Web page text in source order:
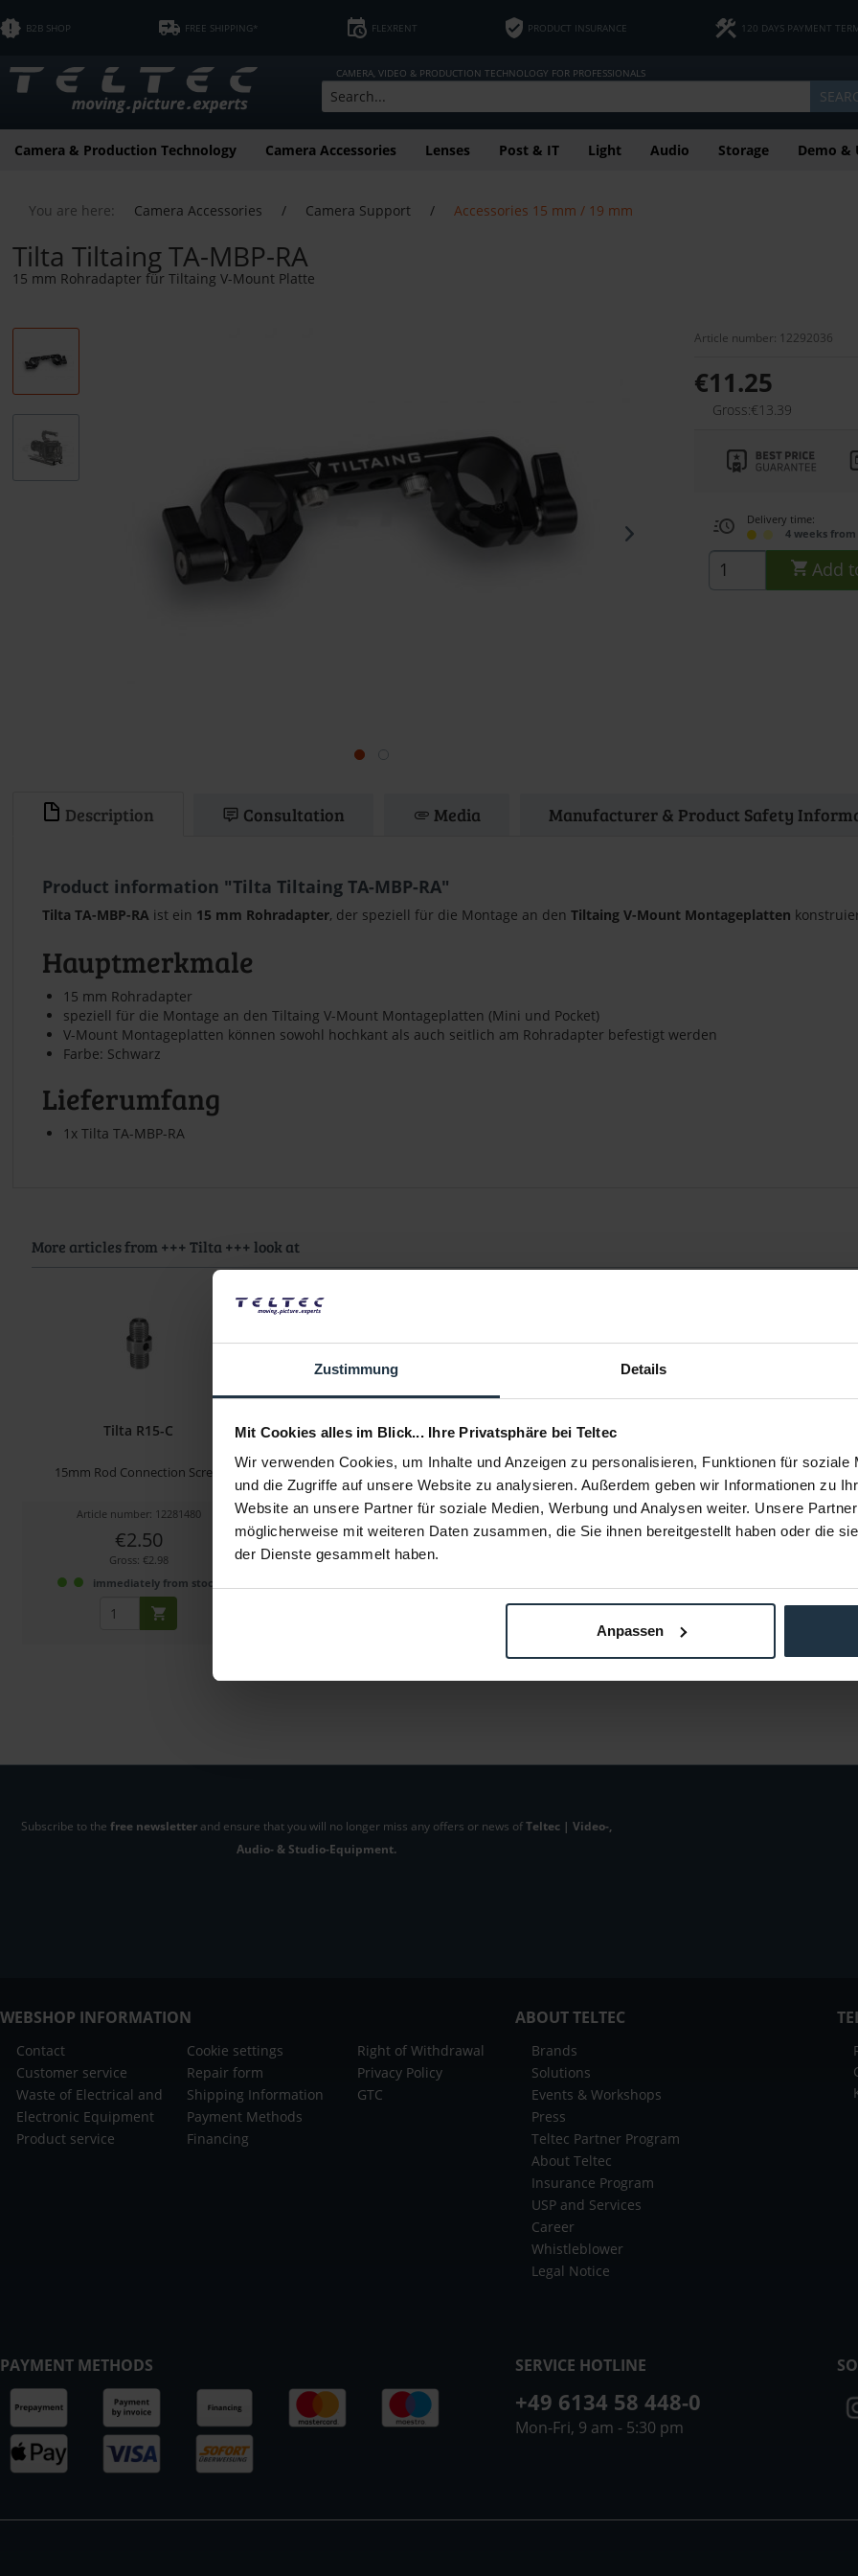
Zustimmung Details
Mit Cookies alles im Blick... Ihre Privatsphäre bei Teltec
Wir verwenden Cookies, um Inhalte und Anzeigen zu personalisieren, Funktionen für soziale
und die Zugriffe auf unsere Website zu analysieren. Außerdem geben wir Informationen zu
Website an unsere Partner für soziale Medien, Werbung und Analysen weiter. Unsere
möglicherweise mit weiteren Daten zusammen, die Sie ihnen bereitgestellt haben oder die
der Dienste gesammelt haben.
Anpassen
B2B SHOP FREE SHIPPING* FLEXRENT PRODUCT INSURANCE 120 DAYS PAYMENT
CAMERA, VIDEO & PRODUCTION TECHNOLOGY FOR PROFESSIONALS
Camera & Production Technology Camera Accessories Lenses Post & IT Light Audio Storage Demo &
You are here: Camera Accessories / Camera Support / Accessories 15 mm / 19 mm
Tilta Tiltaing TA-MBP-RA
15 mm Rohradapter für Tiltaing V-Mount Platte
Article number: 12292036
€11.25
Gross:€13.39
Delivery time:
4 weeks
Add
Description Consultation Media Manufacturer & Product Safety
Product information "Tilta Tiltaing TA-MBP-RA"
Tilta TA-MBP-RA ist ein 15 mm Rohradapter, der speziell für die Montage an den Tiltaing V-Mount Montageplatten
Hauptmerkmale
15 mm Rohradapter
speziell für die Montage an den Tiltaing V-Mount Montageplatten (Mini und Pocket)
V-Mount Montageplatten können sowohl hochkant als auch seitlich am Rohradapter befestigt werden
Farbe: Schwarz
Lieferumfang
1x Tilta TA-MBP-RA
More articles from +++ Tilta +++ look at
Tilta R15-C
15mm Rod Connection Screw
Article number: 12281480
€2.50
Gross: €2.98
immediately from stock
Tilta TA-15RH-NATO-B 15mm Rod
zur Montage von NATO-basiertem
Zubehör auf 15-mm-Rods
Article number: 12317657
€9.00
Gross: €10.71
Tilta ES-T20-SRH 15mm Single Rod
15mm Rohrhalterung
Article number: 12295249
-10% €29.85
Subscribe to the free newsletterand ensure that you will no longer miss any offers or news ofTeltec | Video-,
Audio- & Studio-Equipment.
WEBSHOP INFORMATION
Contact
Customer service
Waste of Electrical and
Electronic Equipment
Product service
Cookie settings
Repair form
Shipping Information
Payment Methods
Financing
Right of Withdrawal
Privacy Policy
GTC
ABOUT TELTEC
Brands
Solutions
Events & Workshops
Press
Teltec Partner Program
About Teltec
Insurance Program
USP and Services
Career
Whistleblower
Legal Notice
PAYMENT METHODS SERVICE HOTLINE
+49 6134 58 448-0
Mon-Fri, 9 am - 5:30 pm